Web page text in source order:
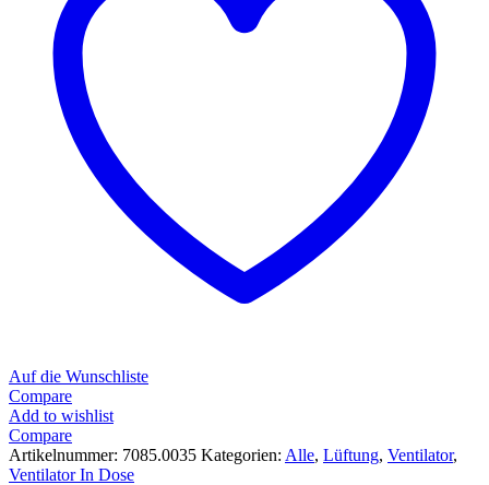
Auf die Wunschliste
Compare
Add to wishlist
Compare
Artikelnummer: 7085.0035 Kategorien: Alle, Lüftung, Ventilator,
Ventilator In Dose